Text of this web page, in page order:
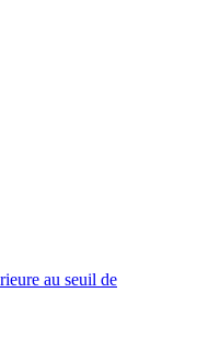
au seuil de